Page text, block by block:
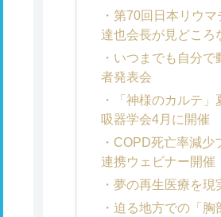
第70回日本リウ
達也会長が見どころ
いつまでも自分
者発表会
「神様のカルテ
吸器学会4月に開催
COPD死亡率減
連携ウェビナー開催
夢の再生医療を現
迫る地方での「